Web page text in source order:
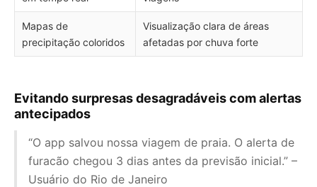
Mapas de
precipitação coloridos
Visualização clara de áreas
afetadas por chuva forte
Evitando surpresas desagradáveis com alertas
antecipados
“O app salvou nossa viagem de praia. O alerta de
furacão chegou 3 dias antes da previsão inicial.” –
Usuário do Rio de Janeiro